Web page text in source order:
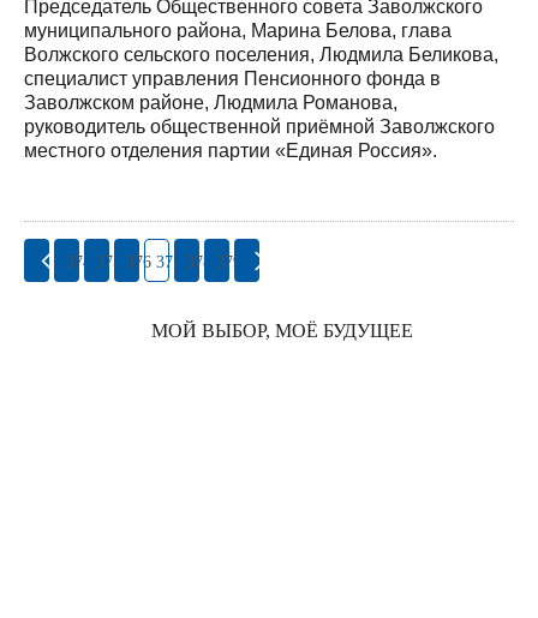
Председатель Общественного совета Заволжского
муниципального района, Марина Белова, глава
Волжского сельского поселения, Людмила Беликова,
специалист управления Пенсионного фонда в
Заволжском районе, Людмила Романова,
руководитель общественной приёмной Заволжского
местного отделения партии «Единая Россия».
374 375 376 377 378 379
МОЙ ВЫБОР, МОЁ БУДУЩЕЕ